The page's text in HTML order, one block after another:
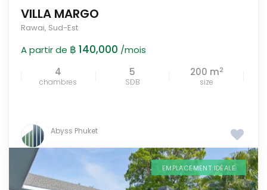
VILLA MARGO
Rawai, Sud-Est
A partir de ฿ 140,000 /mois
4
chambres
5
SDB
200 m2
size
Abyss Phuket
EMPLACEMENT IDÉALE